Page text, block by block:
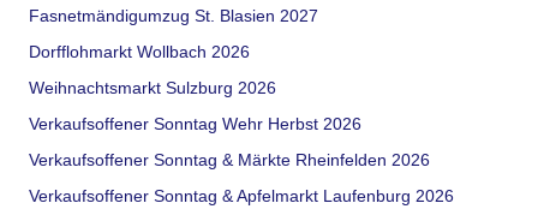
Fasnetmändigumzug St. Blasien 2027
Dorfflohmarkt Wollbach 2026
Weihnachtsmarkt Sulzburg 2026
Verkaufsoffener Sonntag Wehr Herbst 2026
Verkaufsoffener Sonntag & Märkte Rheinfelden 2026
Verkaufsoffener Sonntag & Apfelmarkt Laufenburg 2026